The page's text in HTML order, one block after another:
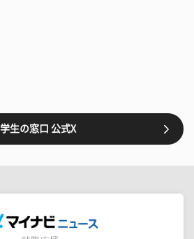
学生の窓口 公式X